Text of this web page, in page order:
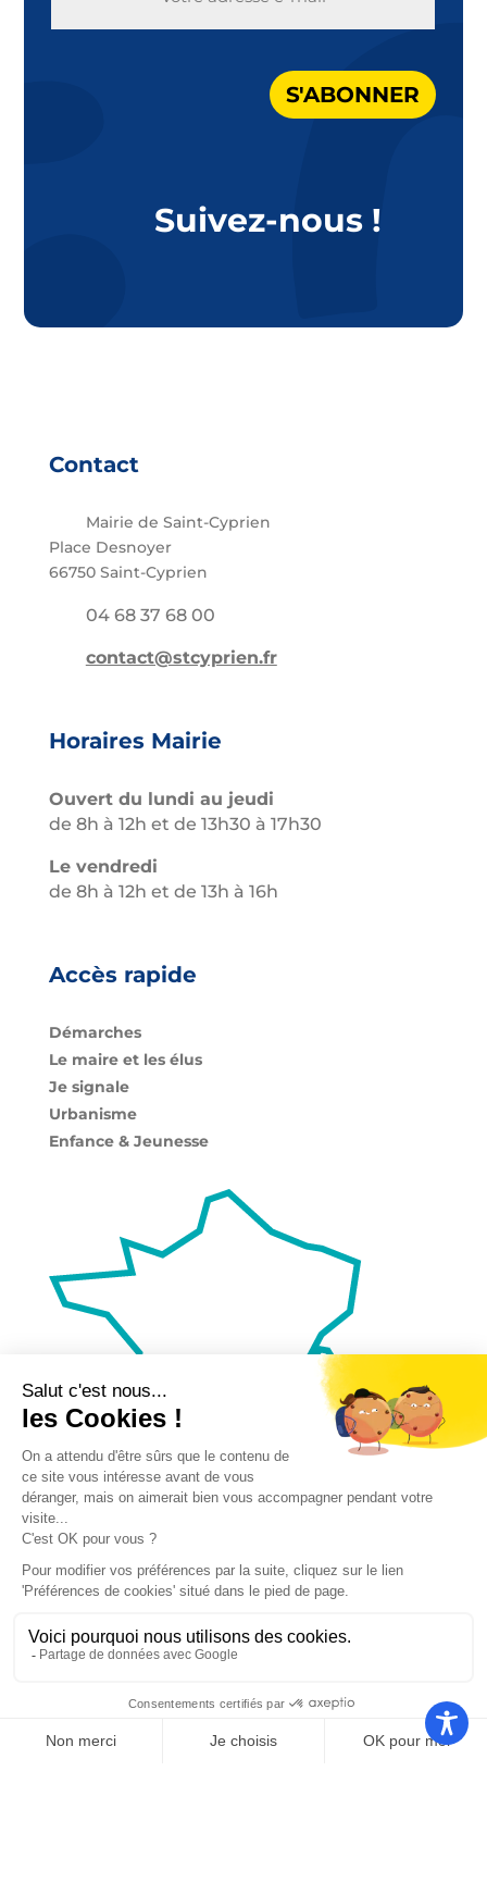
S'ABONNER
Suivez-nous !
Contact
Mairie de Saint-Cyprien
Place Desnoyer
66750 Saint-Cyprien
04 68 37 68 00
contact@stcyprien.fr
Horaires Mairie
Ouvert du lundi au jeudi
de 8h à 12h et de 13h30 à 17h30
Le vendredi
de 8h à 12h et de 13h à 16h
Accès rapide
Démarches
Le maire et les élus
Je signale
Urbanisme
Enfance & Jeunesse
Nos autres sites